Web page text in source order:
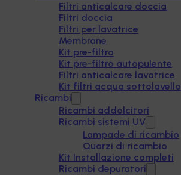
Filtri anticalcare doccia
Filtri doccia
Filtri per lavatrice
Membrane
Kit pre-filtro
Kit pre-filtro autopulente
Filtri anticalcare lavatrice
Kit filtri acqua sottolavello
Ricambi
Ricambi addolcitori
Ricambi sistemi UV
Lampade di ricambio
Quarzi di ricambio
Kit Installazione completi
Ricambi depuratori